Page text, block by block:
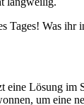
Tages! Was ihr
Lösung im
um eine